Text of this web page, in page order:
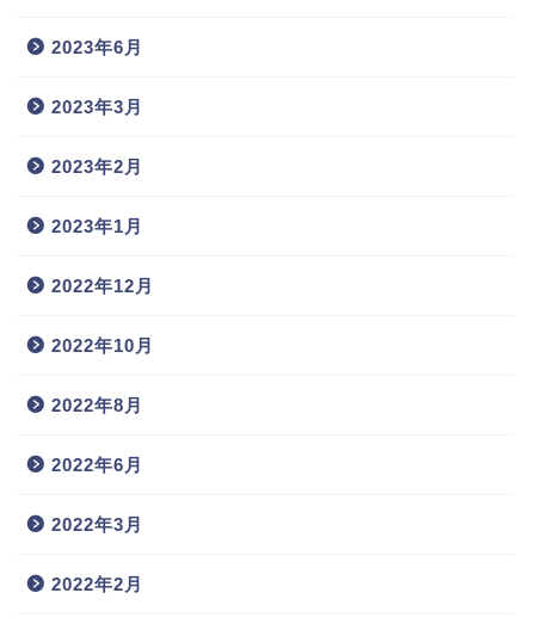
2023年6月
2023年3月
2023年2月
2023年1月
2022年12月
2022年10月
2022年8月
2022年6月
2022年3月
2022年2月